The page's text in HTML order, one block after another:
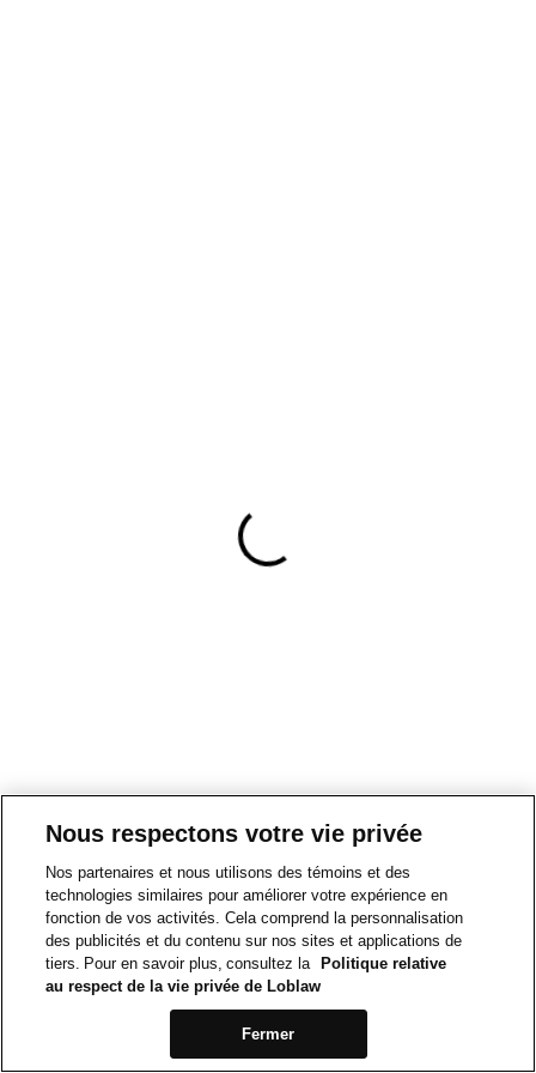
Nous respectons votre vie privée
Nos partenaires et nous utilisons des témoins et des
technologies similaires pour améliorer votre expérience en
fonction de vos activités. Cela comprend la personnalisation
des publicités et du contenu sur nos sites et applications de
tiers. Pour en savoir plus, consultez la
Politique relative
au respect de la vie privée de Loblaw
Fermer